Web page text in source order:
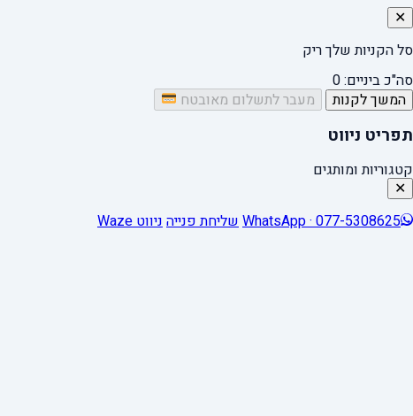
✕
סל הקניות שלך ריק
סה"כ ביניים:0
המשך לקנות
מעבר לתשלום מאובטח
תפריט ניווט
קטגוריות ומותגים
✕
WhatsApp · 077-5308625שליחת פנייהניווט Waze